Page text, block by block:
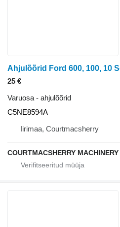
25 €
Varuosa - ahjulõõrid
C5NE8594A
Iirimaa, Courtmacsherry
COURTMACSHERRY